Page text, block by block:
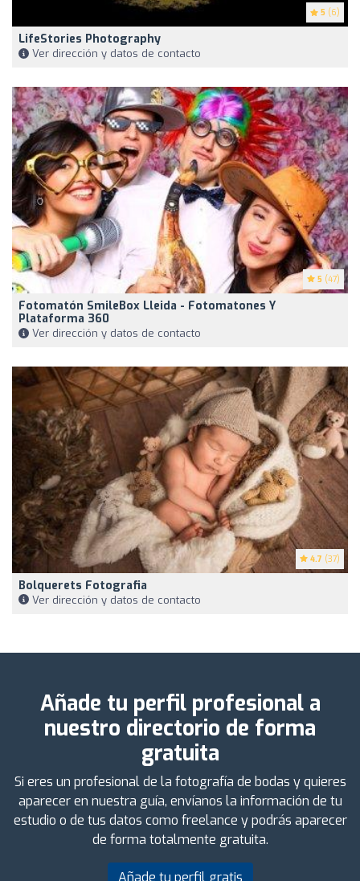
5 (6)
LifeStories Photography
Ver dirección y datos de contacto
5 (47)
Fotomatón SmileBox Lleida - Fotomatones Y
Plataforma 360
Ver dirección y datos de contacto
4.7 (37)
Bolquerets Fotografia
Ver dirección y datos de contacto
Añade tu perfil profesional a
nuestro directorio de forma
gratuita
Si eres un profesional de la fotografía de bodas y quieres
aparecer en nuestra guía, envíanos la información de tu
estudio o de tus datos como freelance y podrás aparecer
de forma totalmente gratuita.
Añade tu perfil gratis